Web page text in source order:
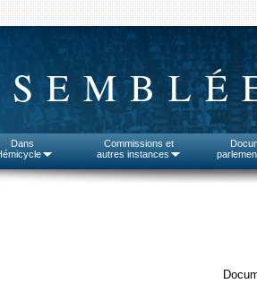
Dans
Commissions et
autres instances